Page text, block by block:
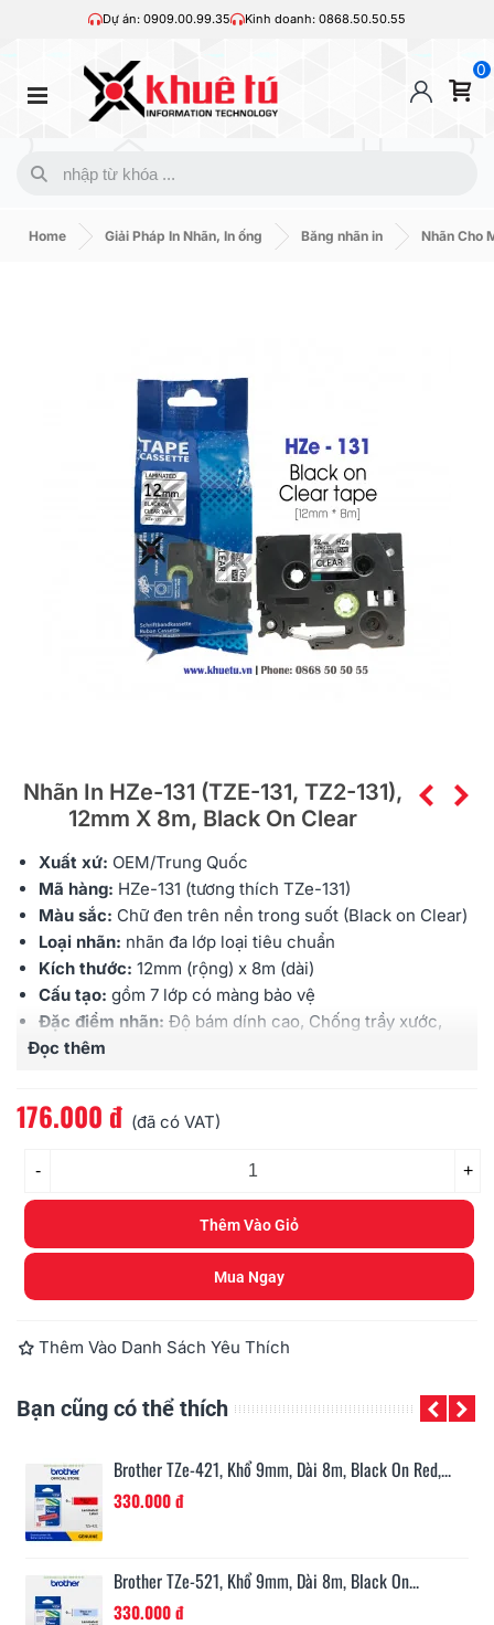
Dự án: 0909.00.99.35 Kinh doanh: 0868.50.50.55
0
Home Giải Pháp In Nhãn, In ống Băng nhãn in Nhãn Cho
Nhãn In HZe-131 (TZE-131, TZ2-131),
12mm X 8m, Black On Clear
Xuất xứ: OEM/Trung Quốc
Mã hàng: HZe-131 (tương thích TZe-131)
Màu sắc: Chữ đen trên nền trong suốt (Black on Clear)
Loại nhãn: nhãn đa lớp loại tiêu chuẩn
Kích thước: 12mm (rộng) x 8m (dài)
Cấu tạo: gồm 7 lớp có màng bảo vệ
Đặc điểm nhãn: Độ bám dính cao, Chống trầy xước,
Chịu được hóa chất, Chống thấm nước, Chịu được
Sử dụng cho:
Đọc thêm
176.000 đ (đã có VAT)
- +
Thêm Vào Giỏ
Mua Ngay
Thêm Vào Danh Sách Yêu Thích
Bạn cũng có thể thích
Brother TZe-421, Khổ 9mm, Dài 8m, Black On Red,...
330.000 đ
Brother TZe-521, Khổ 9mm, Dài 8m, Black On...
330.000 đ